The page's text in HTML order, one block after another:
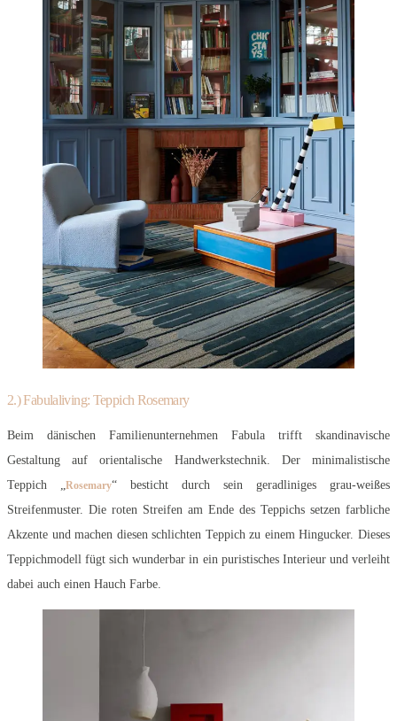
2.) Fabulaliving: Teppich Rosemary
Beim dänischen Familienunternehmen Fabula trifft skandinavische
Gestaltung auf orientalische Handwerkstechnik. Der minimalistische
Teppich „ Rosemary“ besticht durch sein geradliniges grau-weißes
Streifenmuster. Die roten Streifen am Ende des Teppichs setzen farbliche
Akzente und machen diesen schlichten Teppich zu einem Hingucker. Dieses
Teppichmodell fügt sich wunderbar in ein puristisches Interieur und verleiht
dabei auch einen Hauch Farbe.